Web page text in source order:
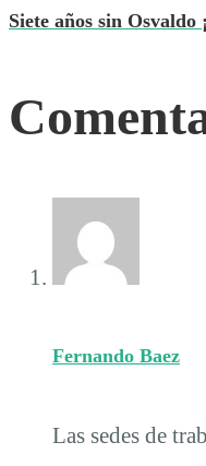
Siete años sin
Fernando Baez
Las sedes de